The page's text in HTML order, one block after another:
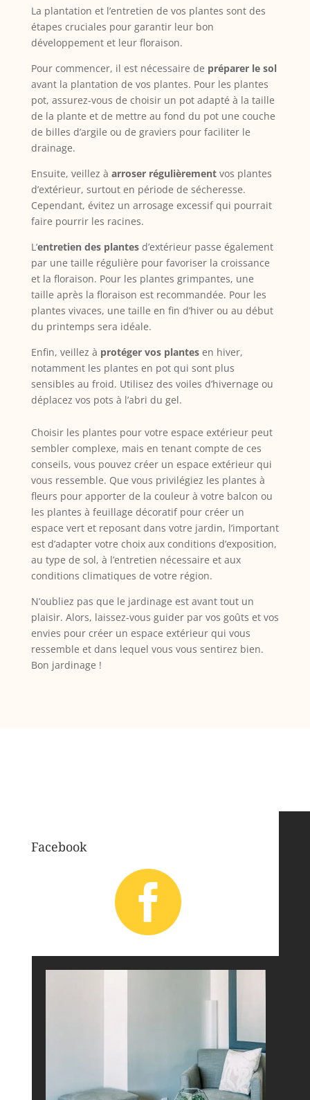
La plantation et l’entretien de vos plantes sont des
étapes cruciales pour garantir leur bon
développement et leur floraison.
Pour commencer, il est nécessaire de préparer le sol
avant la plantation de vos plantes. Pour les plantes
pot, assurez-vous de choisir un pot adapté à la taille
de la plante et de mettre au fond du pot une couche
de billes d’argile ou de graviers pour faciliter le
drainage.
Ensuite, veillez à arroser régulièrementvos plantes
d’extérieur, surtout en période de sécheresse.
Cependant, évitez un arrosage excessif qui pourrait
faire pourrir les racines.
L’entretien des plantesd’extérieur passe également
par une taille régulière pour favoriser la croissance
et la floraison. Pour les plantes grimpantes, une
taille après la floraison est recommandée. Pour les
plantes vivaces, une taille en fin d’hiver ou au début
du printemps sera idéale.
Enfin, veillez à protéger vos plantesen hiver,
notamment les plantes en pot qui sont plus
sensibles au froid. Utilisez des voiles d’hivernage ou
déplacez vos pots à l’abri du gel.
Choisir les plantes pour votre espace extérieur peut
sembler complexe, mais en tenant compte de ces
conseils, vous pouvez créer un espace extérieur qui
vous ressemble. Que vous privilégiez les plantes à
fleurs pour apporter de la couleur à votre balcon ou
les plantes à feuillage décoratif pour créer un
espace vert et reposant dans votre jardin, l’important
est d’adapter votre choix aux conditions d’exposition,
au type de sol, à l’entretien nécessaire et aux
conditions climatiques de votre région.
N’oubliez pas que le jardinage est avant tout un
plaisir. Alors, laissez-vous guider par vos goûts et vos
envies pour créer un espace extérieur qui vous
ressemble et dans lequel vous vous sentirez bien.
Bon jardinage !
Facebook
